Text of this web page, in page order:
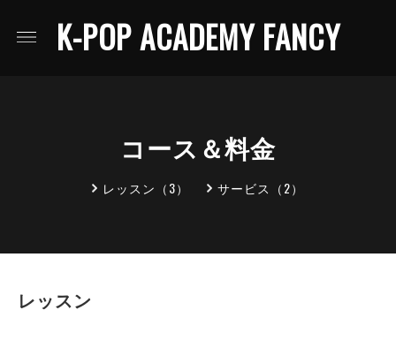
K-POP ACADEMY FANCY
コース＆料金
レッスン（3） サービス（2）
レッスン